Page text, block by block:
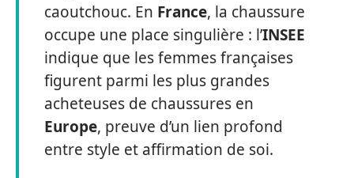
caoutchouc. En France, la chaussure
occupe une place singulière : l’INSEE
indique que les femmes françaises
figurent parmi les plus grandes
acheteuses de chaussures en
Europe, preuve d’un lien profond
entre style et affirmation de soi.